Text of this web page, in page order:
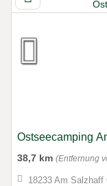
Ostseecamping
38,7 km (Entfernung
18233 Am Salzhaff